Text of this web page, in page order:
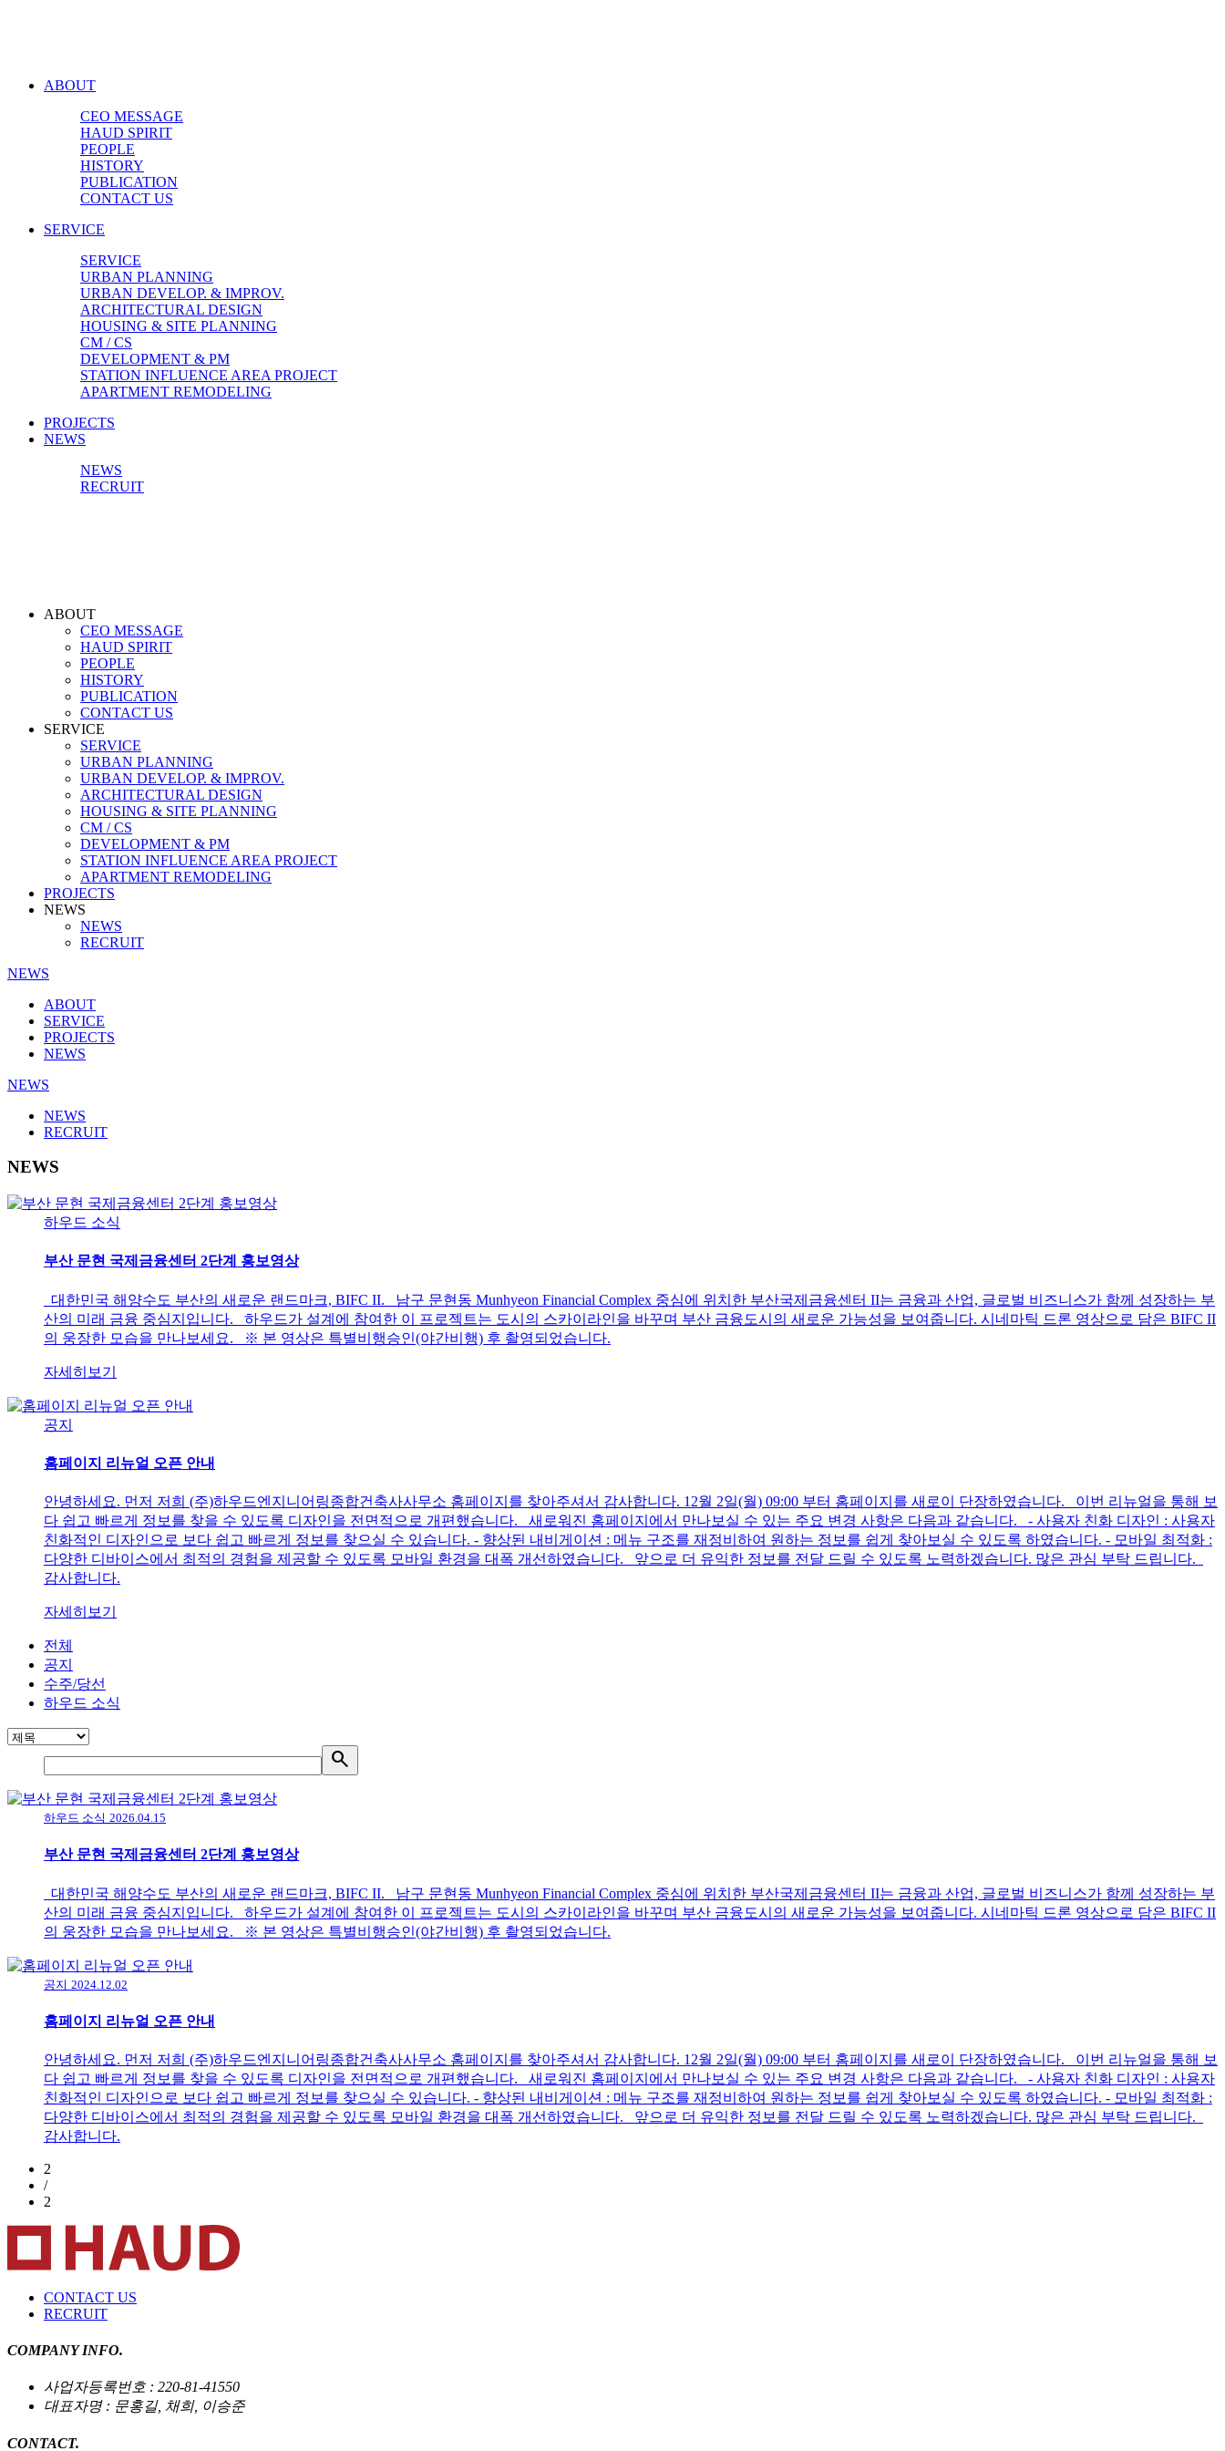
ABOUT
CEO MESSAGE
HAUD SPIRIT
PEOPLE
HISTORY
PUBLICATION
CONTACT US
SERVICE
SERVICE
URBAN PLANNING
URBAN DEVELOP. & IMPROV.
ARCHITECTURAL DESIGN
HOUSING & SITE PLANNING
CM / CS
DEVELOPMENT & PM
STATION INFLUENCE AREA PROJECT
APARTMENT REMODELING
PROJECTS
NEWS
NEWS
RECRUIT
ABOUT
CEO MESSAGE
HAUD SPIRIT
PEOPLE
HISTORY
PUBLICATION
CONTACT US
SERVICE
SERVICE
URBAN PLANNING
URBAN DEVELOP. & IMPROV.
ARCHITECTURAL DESIGN
HOUSING & SITE PLANNING
CM / CS
DEVELOPMENT & PM
STATION INFLUENCE AREA PROJECT
APARTMENT REMODELING
PROJECTS
NEWS
NEWS
RECRUIT
NEWS
ABOUT
SERVICE
PROJECTS
NEWS
NEWS
NEWS
RECRUIT
NEWS
하우드 소식
부산 문현 국제금융센터 2단계 홍보영상
대한민국 해양수도 부산의 새로운 랜드마크, BIFC II. 남구 문현동 Munhyeon Financial Complex 중심에 위치한 부산국제금융센터 II는 금융과 산업, 글로벌 비즈니스가 함께 성장하는 부
산의 미래 금융 중심지입니다. 하우드가 설계에 참여한 이 프로젝트는 도시의 스카이라인을 바꾸며 부산 금융도시의 새로운 가능성을 보여줍니다. 시네마틱 드론 영상으로 담은 BIFC II
의 웅장한 모습을 만나보세요. ※ 본 영상은 특별비행승인(야간비행) 후 촬영되었습니다.
자세히보기
공지
홈페이지 리뉴얼 오픈 안내
안녕하세요. 먼저 저희 (주)하우드엔지니어링종합건축사사무소 홈페이지를 찾아주셔서 감사합니다. 12월 2일(월) 09:00 부터 홈페이지를 새로이 단장하였습니다. 이번 리뉴얼을 통해 보
다 쉽고 빠르게 정보를 찾을 수 있도록 디자인을 전면적으로 개편했습니다. 새로워진 홈페이지에서 만나보실 수 있는 주요 변경 사항은 다음과 같습니다. - 사용자 친화 디자인 : 사용자
친화적인 디자인으로 보다 쉽고 빠르게 정보를 찾으실 수 있습니다. - 향상된 내비게이션 : 메뉴 구조를 재정비하여 원하는 정보를 쉽게 찾아보실 수 있도록 하였습니다. - 모바일 최적화 :
다양한 디바이스에서 최적의 경험을 제공할 수 있도록 모바일 환경을 대폭 개선하였습니다. 앞으로 더 유익한 정보를 전달 드릴 수 있도록 노력하겠습니다. 많은 관심 부탁 드립니다.
감사합니다.
자세히보기
전체
공지
수주/당선
하우드 소식
search
하우드 소식 2026.04.15
부산 문현 국제금융센터 2단계 홍보영상
대한민국 해양수도 부산의 새로운 랜드마크, BIFC II. 남구 문현동 Munhyeon Financial Complex 중심에 위치한 부산국제금융센터 II는 금융과 산업, 글로벌 비즈니스가 함께 성장하는 부
산의 미래 금융 중심지입니다. 하우드가 설계에 참여한 이 프로젝트는 도시의 스카이라인을 바꾸며 부산 금융도시의 새로운 가능성을 보여줍니다. 시네마틱 드론 영상으로 담은 BIFC II
의 웅장한 모습을 만나보세요. ※ 본 영상은 특별비행승인(야간비행) 후 촬영되었습니다.
공지 2024.12.02
홈페이지 리뉴얼 오픈 안내
안녕하세요. 먼저 저희 (주)하우드엔지니어링종합건축사사무소 홈페이지를 찾아주셔서 감사합니다. 12월 2일(월) 09:00 부터 홈페이지를 새로이 단장하였습니다. 이번 리뉴얼을 통해 보
다 쉽고 빠르게 정보를 찾을 수 있도록 디자인을 전면적으로 개편했습니다. 새로워진 홈페이지에서 만나보실 수 있는 주요 변경 사항은 다음과 같습니다. - 사용자 친화 디자인 : 사용자
친화적인 디자인으로 보다 쉽고 빠르게 정보를 찾으실 수 있습니다. - 향상된 내비게이션 : 메뉴 구조를 재정비하여 원하는 정보를 쉽게 찾아보실 수 있도록 하였습니다. - 모바일 최적화 :
다양한 디바이스에서 최적의 경험을 제공할 수 있도록 모바일 환경을 대폭 개선하였습니다. 앞으로 더 유익한 정보를 전달 드릴 수 있도록 노력하겠습니다. 많은 관심 부탁 드립니다.
감사합니다.
2
/
2
CONTACT US
RECRUIT
COMPANY INFO.
사업자등록번호 : 220-81-41550
대표자명 : 문홍길, 채희, 이승준
CONTACT.